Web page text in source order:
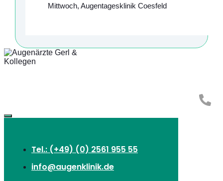
Mittwoch, Augentagesklinik Coesfeld
Tel.: (+49) (0) 2561 955 55
info@augenklinik.de